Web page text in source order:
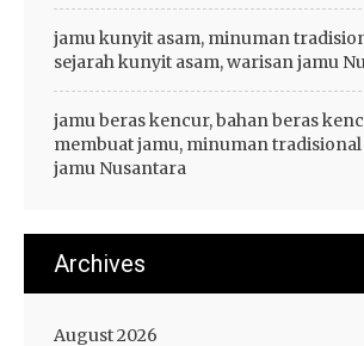
jamu kunyit asam, minuman
sejarah kunyit asam, warisan jamu
jamu beras kencur, bahan beras
membuat jamu, minuman
jamu Nusantara
Archives
August 2026